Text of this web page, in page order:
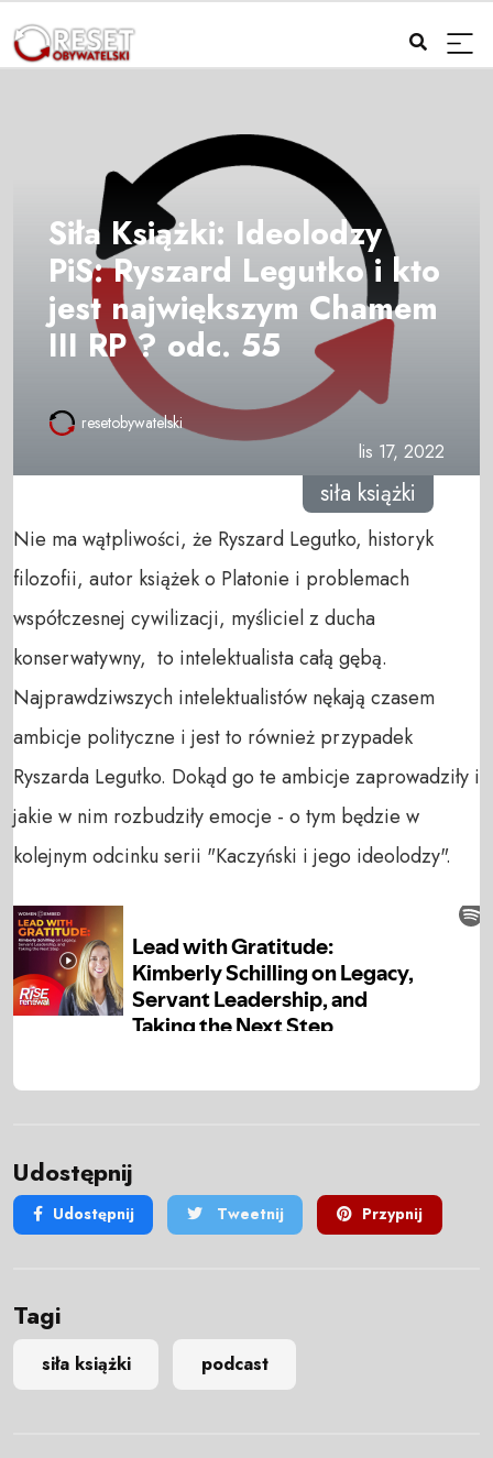
Siła Książki: Ideolodzy
PiS: Ryszard Legutko i kto
jest największym Chamem
III RP ? odc. 55
resetobywatelski
lis 17, 2022
siła książki
Nie ma wątpliwości, że Ryszard Legutko, historyk
filozofii, autor książek o Platonie i problemach
współczesnej cywilizacji, myśliciel z ducha
konserwatywny, to intelektualista całą gębą.
Najprawdziwszych intelektualistów nękają czasem
ambicje polityczne i jest to również przypadek
Ryszarda Legutko. Dokąd go te ambicje zaprowadziły i
jakie w nim rozbudziły emocje - o tym będzie w
kolejnym odcinku serii "Kaczyński i jego ideolodzy".
Udostępnij
Udostępnij Tweetnij Przypnij
Tagi
siła książki podcast